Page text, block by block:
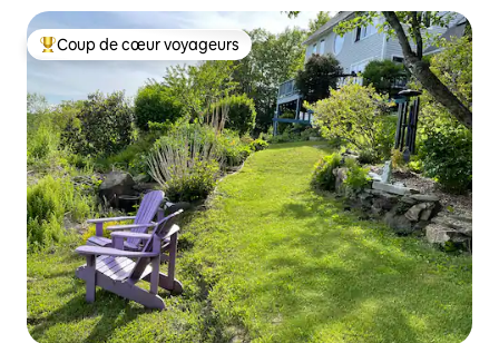
Coups de cœur voyageurs les plus appréciés
Coup de cœur voyageurs